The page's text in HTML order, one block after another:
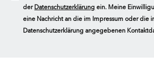
der Datenschutzerklärung ein. Meine
eine Nachricht an die im Impressum oder die
Datenschutzerklärung angegebenen